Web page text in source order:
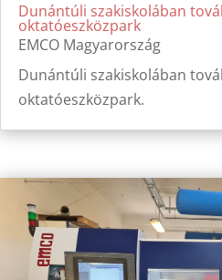
Dunántúli szakiskolában
oktatóeszközpark
EMCO Magyarország
Dunántúli szakiskolában
oktatóeszközpark.